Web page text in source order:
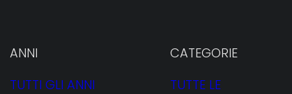
ANNI
TUTTI GLI ANNI
CATEGORIE
TUTTE LE